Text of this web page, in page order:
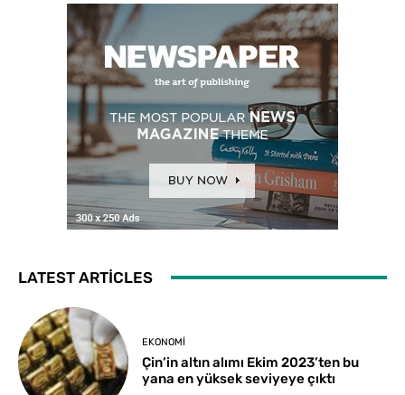
LATEST ARTICLES
EKONOMI
Çin’in altın alımı Ekim 2023’ten bu
yana en yüksek seviyeye çıktı